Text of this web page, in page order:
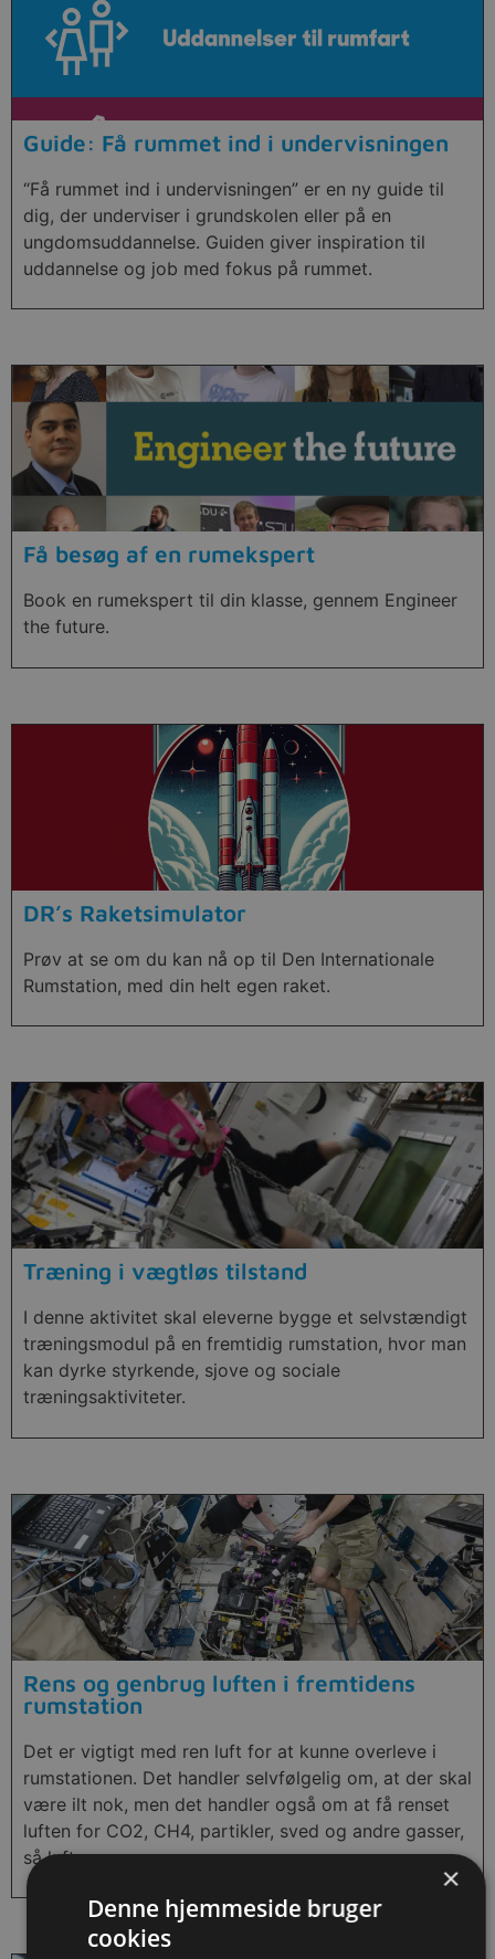
Guide: Få rummet ind i undervisningen
“Få rummet ind i undervisningen” er en ny guide til
dig, der underviser i grundskolen eller på en
ungdomsuddannelse. Guiden giver inspiration til
uddannelse og job med fokus på rummet.
Få besøg af en rumekspert
Book en rumekspert til din klasse, gennem Engineer
the future.
DR’s Raketsimulator
Prøv at se om du kan nå op til Den Internationale
Rumstation, med din helt egen raket.
Træning i vægtløs tilstand
I denne aktivitet skal eleverne bygge et selvstændigt
træningsmodul på en fremtidig rumstation, hvor man
kan dyrke styrkende, sjove og sociale
træningsaktiviteter.
Rens og genbrug luften i fremtidens
rumstation
Det er vigtigt med ren luft for at kunne overleve i
rumstationen. Det handler selvfølgelig om, at der skal
være ilt nok, men det handler også om at få renset
luften for CO2, CH4, partikler, sved og andre gasser,
så luften er ren.
×
Denne hjemmeside bruger
cookies